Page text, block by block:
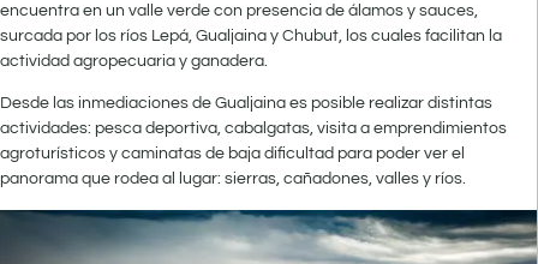
encuentra en un valle verde con presencia de álamos y sauces,
surcada por los ríos Lepá, Gualjaina y Chubut, los cuales facilitan la
actividad agropecuaria y ganadera.
Desde las inmediaciones de Gualjaina es posible realizar distintas
actividades: pesca deportiva, cabalgatas, visita a emprendimientos
agroturísticos y caminatas de baja dificultad para poder ver el
panorama que rodea al lugar: sierras, cañadones, valles y ríos.